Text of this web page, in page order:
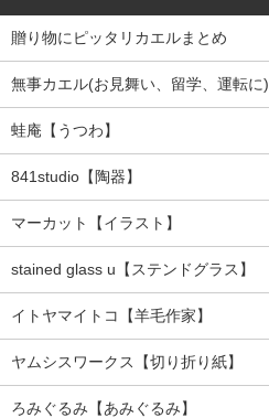
贈り物にピッタリカエルまとめ
無事カエル(お見舞い、留学、運転に)
蛙庵【うつわ】
841studio【陶器】
マーカット【イラスト】
stained glass u【ステンドグラス】
イトヤマイトコ【羊毛作家】
ヤムシスワークス【切り折り紙】
ろみぐるみ【あみぐるみ】